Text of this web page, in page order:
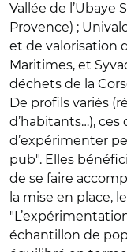
Vallée de l’Ubaye
Provence) ;
et de valorisation
Maritimes, et
déchets de la
De profils variés
d’habitants…),
d’expérimenter
pub". Elles
de se faire
la mise en place,
échantillon de